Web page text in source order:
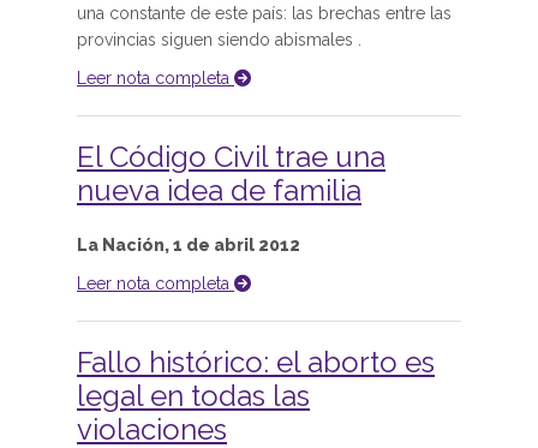
una constante de este país: las brechas entre las
provincias siguen siendo abismales .
Leer nota completa
El Código Civil trae una
nueva idea de familia
La Nación, 1 de abril 2012
Leer nota completa
Fallo histórico: el aborto es
legal en todas las
violaciones